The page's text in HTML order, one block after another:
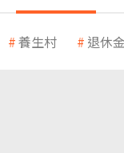
養生村 退休金